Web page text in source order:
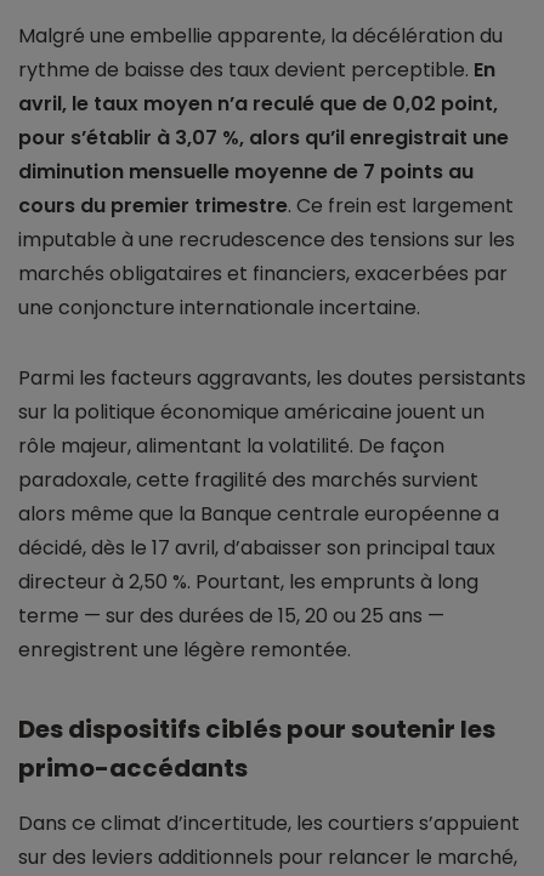
Malgré une embellie apparente, la décélération du
rythme de baisse des taux devient perceptible. En
avril, le taux moyen n’a reculé que de 0,02 point,
pour s’établir à 3,07 %, alors qu’il enregistrait une
diminution mensuelle moyenne de 7 points au
cours du premier trimestre. Ce frein est largement
imputable à une recrudescence des tensions sur les
marchés obligataires et financiers, exacerbées par
une conjoncture internationale incertaine.
Parmi les facteurs aggravants, les doutes persistants
sur la politique économique américaine jouent un
rôle majeur, alimentant la volatilité. De façon
paradoxale, cette fragilité des marchés survient
alors même que la Banque centrale européenne a
décidé, dès le 17 avril, d’abaisser son principal taux
directeur à 2,50 %. Pourtant, les emprunts à long
terme — sur des durées de 15, 20 ou 25 ans —
enregistrent une légère remontée.
Des dispositifs ciblés pour soutenir les
primo-accédants
Dans ce climat d’incertitude, les courtiers s’appuient
sur des leviers additionnels pour relancer le marché,